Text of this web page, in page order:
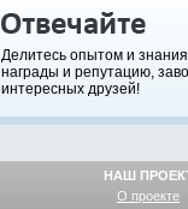
Делитесь опытом и
награды и репутацию,
интересных друзей!
НАШ
О проекте